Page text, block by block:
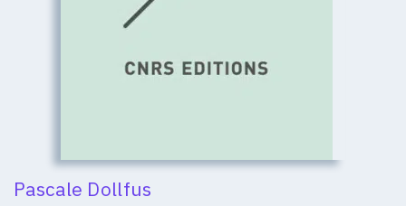
Pascale Dollfus